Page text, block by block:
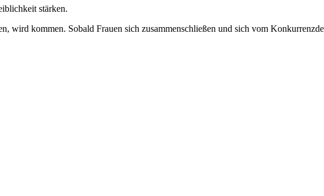
stärken.
wird kommen. Sobald Frauen sich zusammenschließen und sich vom